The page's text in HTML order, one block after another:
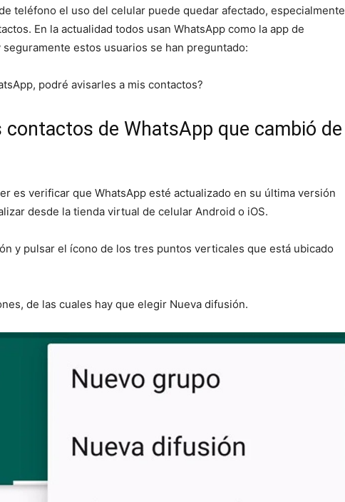
teléfono el uso del celular puede quedar afectado, especialmente
En la actualidad todos usan WhatsApp como la app de
estos usuarios se han preguntado:
podré avisarles a mis contactos?
contactos de WhatsApp que cambió de
es verificar que WhatsApp esté actualizado en su última versión
desde la tienda virtual de celular Android o iOS.
y pulsar el ícono de los tres puntos verticales que está ubicado
de las cuales hay que elegir Nueva difusión.